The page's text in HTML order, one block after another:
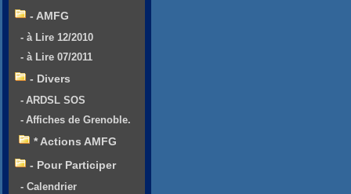
- AMFG
- à Lire 12/2010
- à Lire 07/2011
- Divers
- ARDSL SOS
- Affiches de Grenoble.
* Actions AMFG
- Pour Participer
- Calendrier